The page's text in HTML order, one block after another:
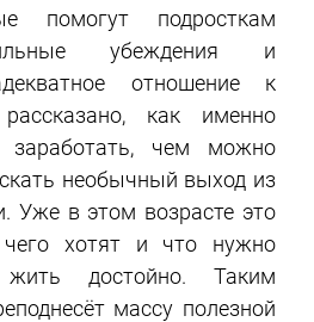
помогут подросткам
убеждения и
отношение к
как именно
заработать, чем можно
необычный выход из
Уже в этом возрасте это
чего хотят и что нужно
достойно. Таким
массу полезной